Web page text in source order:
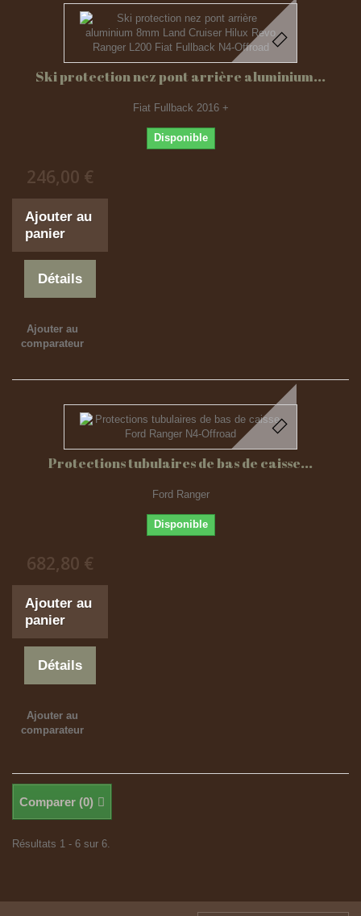
Ski protection nez pont arrière aluminium...
Fiat Fullback 2016 +
Disponible
246,00 €
Ajouter au
panier
Détails
Ajouter au
comparateur
Protections tubulaires de bas de caisse...
Ford Ranger
Disponible
682,80 €
Ajouter au
panier
Détails
Ajouter au
comparateur
Comparer (0)
Résultats 1 - 6 sur 6.